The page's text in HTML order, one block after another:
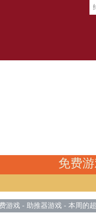
免费
游戏- 助推器游戏- 本周的